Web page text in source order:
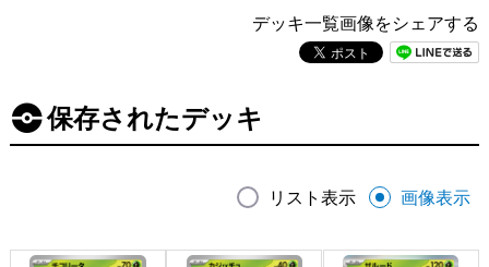
デッキ一覧画像をシェアする
保存されたデッキ
リスト表示 画像表示